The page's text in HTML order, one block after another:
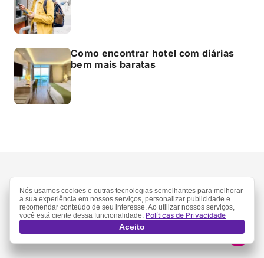
Como encontrar hotel com diárias
bem mais baratas
Nós usamos cookies e outras tecnologias semelhantes para melhorar
a sua experiência em nossos serviços, personalizar publicidade e
recomendar conteúdo de seu interesse. Ao utilizar nossos serviços,
você está ciente dessa funcionalidade. Políticas de Privacidade
Aceito